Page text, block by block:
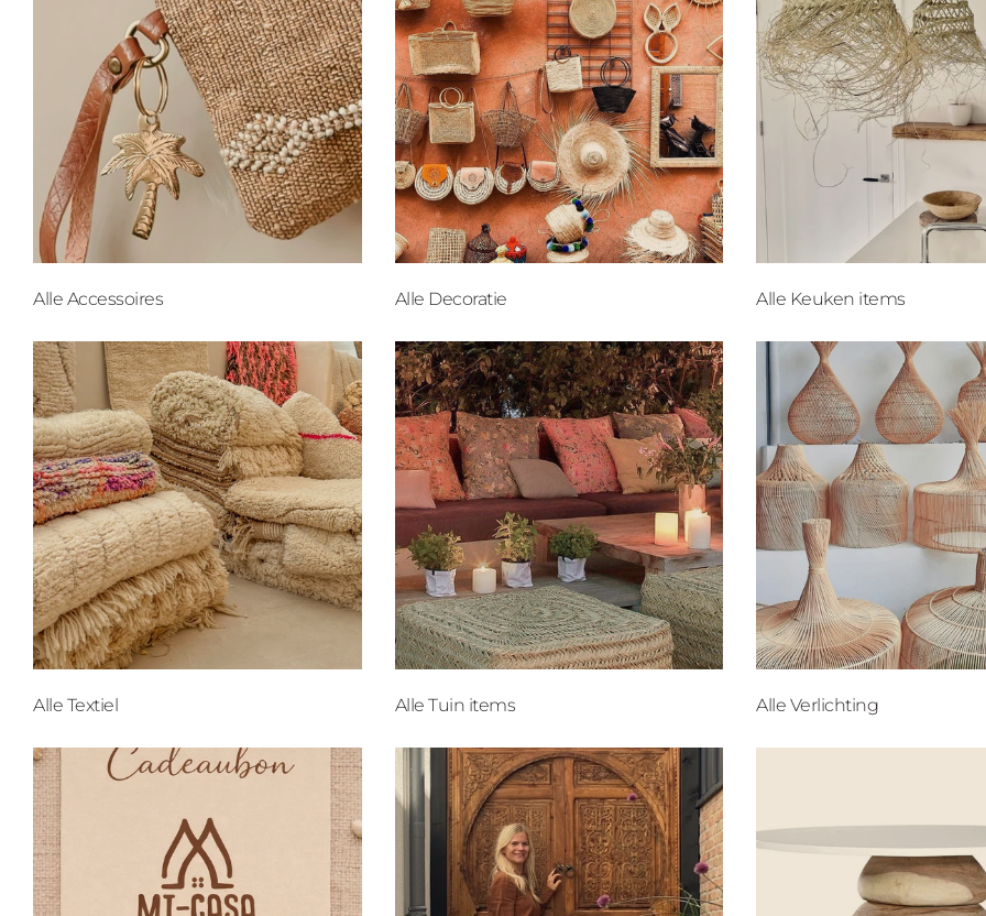
Alle Accessoires Alle Decoratie Alle Keuken items
Alle Textiel Alle Tuin items Alle Verlichting